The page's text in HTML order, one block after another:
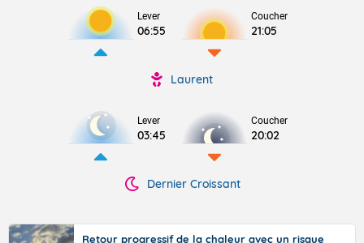
Lever
06:55
Coucher
21:05
Laurent
Lever
03:45
Coucher
20:02
Dernier Croissant
Retour progressif de la chaleur avec un risque